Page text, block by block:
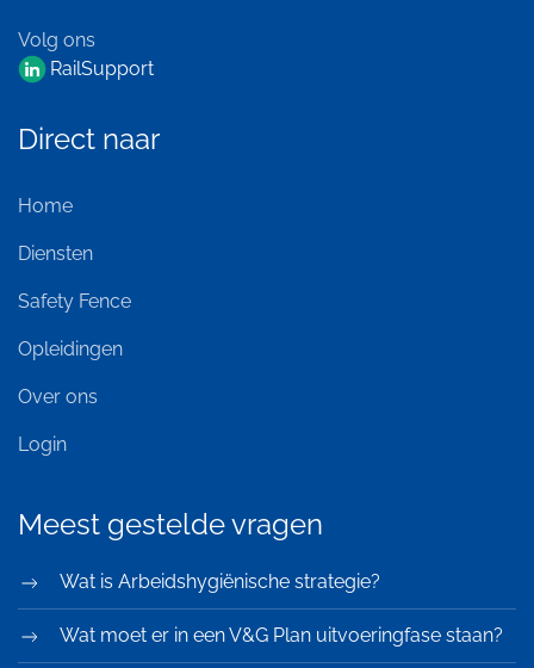
Volg ons
RailSupport
Direct naar
Home
Diensten
Safety Fence
Opleidingen
Over ons
Login
Meest gestelde vragen
Wat is Arbeidshygiënische strategie?
Wat moet er in een V&G Plan uitvoeringfase staan?